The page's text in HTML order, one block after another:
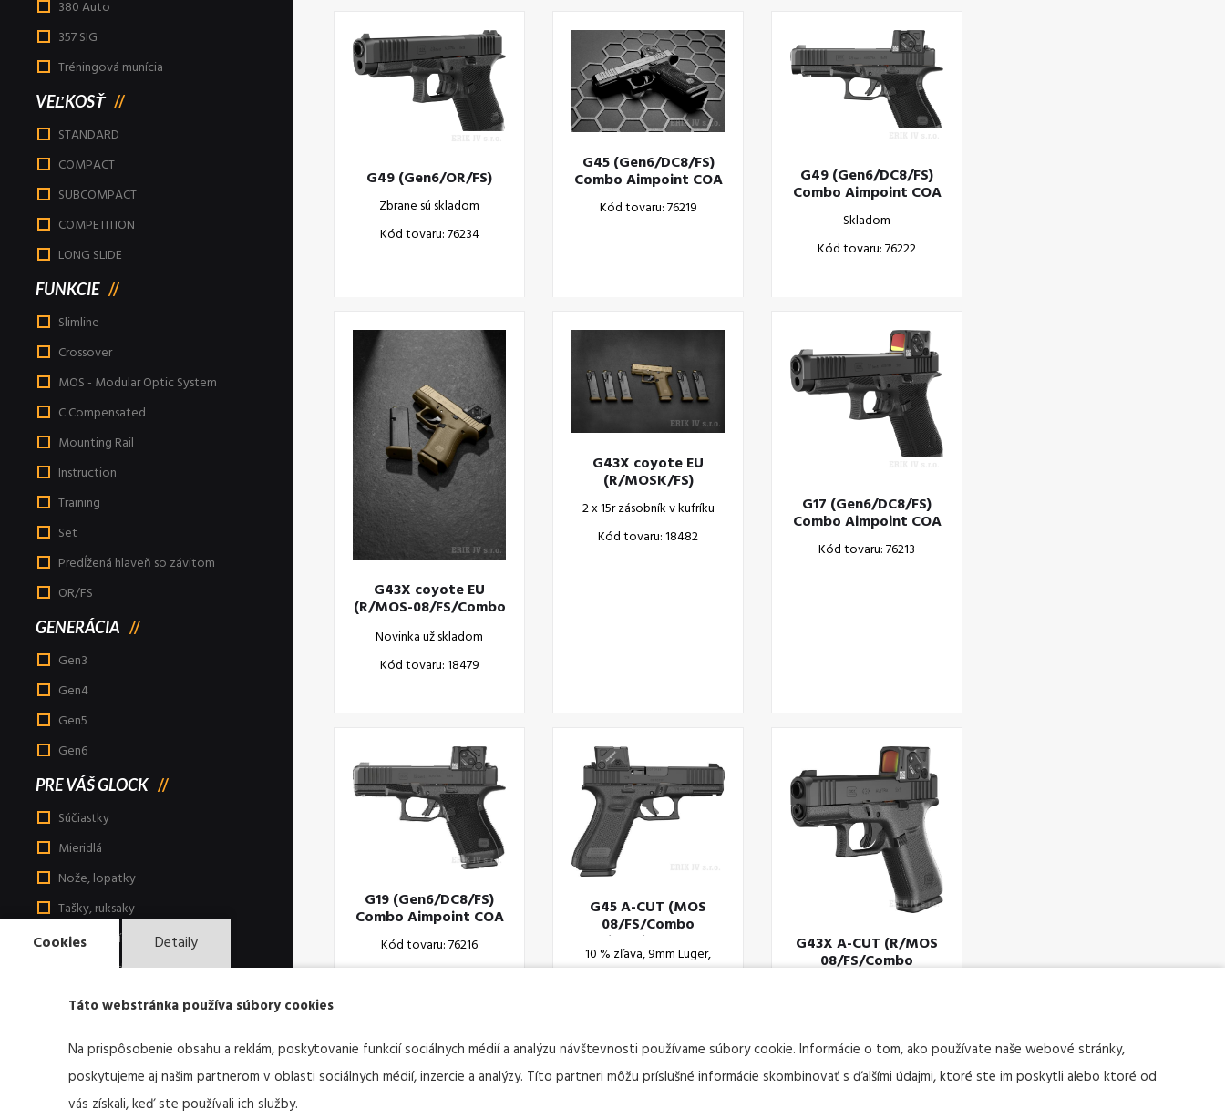
380 Auto
357 SIG
Tréningová munícia
VEĽKOSŤ
STANDARD
COMPACT
SUBCOMPACT
COMPETITION
LONG SLIDE
FUNKCIE
Slimline
Crossover
MOS - Modular Optic System
C Compensated
Mounting Rail
Instruction
Training
Set
Predĺžená hlaveň so závitom
OR/FS
GENERÁCIA
Gen3
Gen4
Gen5
Gen6
PRE VÁŠ GLOCK
Súčiastky
Mieridlá
Nože, lopatky
Tašky, ruksaky
Púzdra a príslušenstvo
Nástroje a doplnky
Taktické svietidlá
Reklamné a darčekové produkty
Odevy
G49 (Gen6/OR/FS)
Zbrane sú skladom
Kód tovaru: 76234
G45 (Gen6/DC8/FS)
Combo Aimpoint COA
Kód tovaru: 76219
G49 (Gen6/DC8/FS)
Combo Aimpoint COA
Skladom
Kód tovaru: 76222
G43X coyote EU
(R/MOS-08/FS/Combo
Novinka už skladom
Kód tovaru: 18479
G43X coyote EU
(R/MOSK/FS)
2 x 15r zásobník v kufríku
Kód tovaru: 18482
G17 (Gen6/DC8/FS)
Combo Aimpoint COA
Kód tovaru: 76213
G19 (Gen6/DC8/FS)
Combo Aimpoint COA
Kód tovaru: 76216
G45 A-CUT (MOS
08/FS/Combo
Aimpoint COA)
10 % zľava, 9mm Luger,
G43X A-CUT (R/MOS
08/FS/Combo
Kód tovaru: 76072
Cookies Detaily
Táto webstránka používa súbory cookies
Na prispôsobenie obsahu a reklám, poskytovanie funkcií sociálnych médií a analýzu návštevnosti používame súbory cookie. Informácie o tom, ako používate naše webové stránky,
poskytujeme aj našim partnerom v oblasti sociálnych médií, inzercie a analýzy. Títo partneri môžu príslušné informácie skombinovať s ďalšími údajmi, ktoré ste im poskytli alebo ktoré od
vás získali, keď ste používali ich služby.